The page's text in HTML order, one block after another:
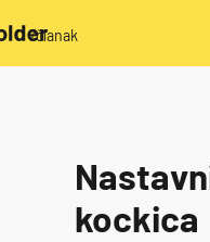
/članak
kockica